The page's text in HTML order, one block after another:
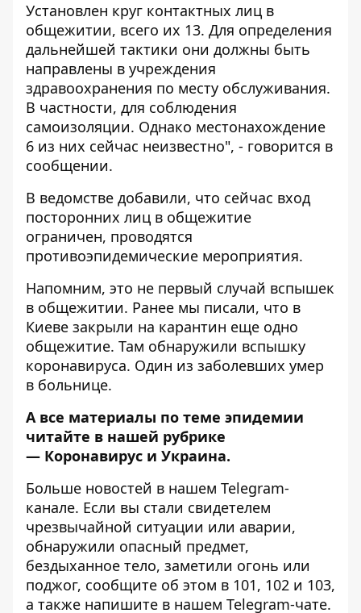
Установлен круг контактных лиц в
общежитии, всего их 13. Для определения
дальнейшей тактики они должны быть
направлены в учреждения
здравоохранения по месту обслуживания.
В частности, для соблюдения
самоизоляции. Однако местонахождение
6 из них сейчас неизвестно", - говорится в
сообщении.
В ведомстве добавили, что сейчас вход
посторонних лиц в общежитие
ограничен, проводятся
противоэпидемические мероприятия.
Напомним, это не первый случай вспышек
в общежитии. Ранее мы писали, что в
Киеве закрыли на карантин еще одно
общежитие. Там обнаружили вспышку
коронавируса. Один из заболевших умер
в больнице.
А все материалы по теме эпидемии
читайте в нашей рубрике
— Коронавирус и Украина.
Больше новостей в нашем Telegram-
канале. Если вы стали свидетелем
чрезвычайной ситуации или аварии,
обнаружили опасный предмет,
бездыханное тело, заметили огонь или
поджог, сообщите об этом в 101, 102 и 103,
а также напишите в нашем Telegram-чате.